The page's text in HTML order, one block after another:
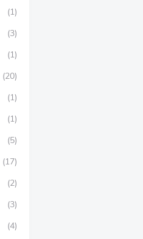
(1)
(3)
(1)
(20)
(1)
(1)
(5)
(17)
(2)
(3)
(4)